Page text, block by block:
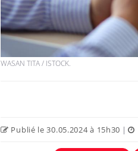
WASAN TITA / ISTOCK.
Publié le 30.05.2024 à 15h30 |